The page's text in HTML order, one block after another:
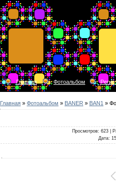
Главная Фотоальбом
Главная » Фотоальбом » BANER » BAN1 »
Просмотров: 623 |
Дата: